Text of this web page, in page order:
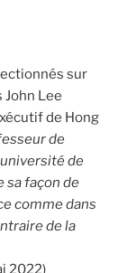
sur
John Lee
de Hong
de
de
sa façon de
comme dans
de la
2022)